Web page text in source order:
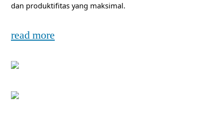
dan produktifitas yang maksimal.
read more